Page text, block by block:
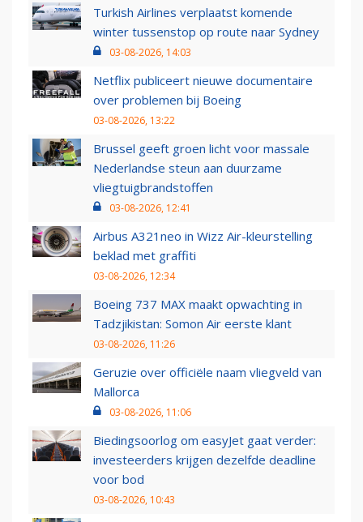
Turkish Airlines verplaatst komende
winter tussenstop op route naar Sydney
03-08-2026, 14:03
Netflix publiceert nieuwe documentaire
over problemen bij Boeing
03-08-2026, 13:22
Brussel geeft groen licht voor massale
Nederlandse steun aan duurzame
vliegtuigbrandstoffen
03-08-2026, 12:41
Airbus A321neo in Wizz Air-kleurstelling
beklad met graffiti
03-08-2026, 12:34
Boeing 737 MAX maakt opwachting in
Tadzjikistan: Somon Air eerste klant
03-08-2026, 11:26
Geruzie over officiële naam vliegveld van
Mallorca
03-08-2026, 11:06
Biedingsoorlog om easyJet gaat verder:
investeerders krijgen dezelfde deadline
voor bod
03-08-2026, 10:43